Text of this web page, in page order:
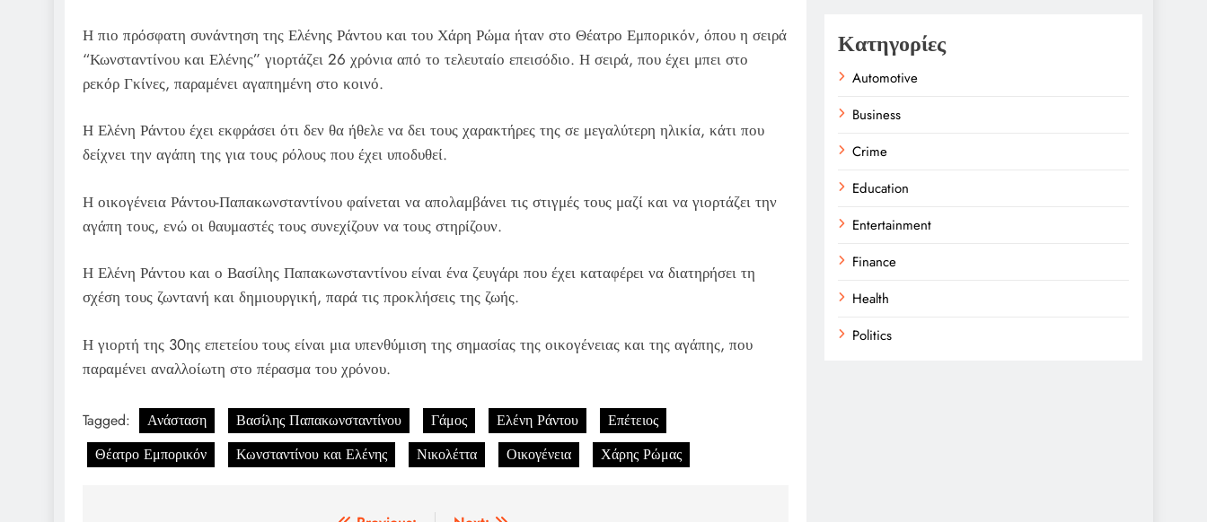
Η πιο πρόσφατη συνάντηση της Ελένης Ράντου και του Χάρη Ρώμα ήταν στο Θέατρο Εμπορικόν, όπου η σειρά
“Κωνσταντίνου και Ελένης” γιορτάζει 26 χρόνια από το τελευταίο επεισόδιο. Η σειρά, που έχει μπει στο
ρεκόρ Γκίνες, παραμένει αγαπημένη στο κοινό.
Η Ελένη Ράντου έχει εκφράσει ότι δεν θα ήθελε να δει τους χαρακτήρες της σε μεγαλύτερη ηλικία, κάτι που
δείχνει την αγάπη της για τους ρόλους που έχει υποδυθεί.
Η οικογένεια Ράντου-Παπακωνσταντίνου φαίνεται να απολαμβάνει τις στιγμές τους μαζί και να γιορτάζει την
αγάπη τους, ενώ οι θαυμαστές τους συνεχίζουν να τους στηρίζουν.
Η Ελένη Ράντου και ο Βασίλης Παπακωνσταντίνου είναι ένα ζευγάρι που έχει καταφέρει να διατηρήσει τη
σχέση τους ζωντανή και δημιουργική, παρά τις προκλήσεις της ζωής.
Η γιορτή της 30ης επετείου τους είναι μια υπενθύμιση της σημασίας της οικογένειας και της αγάπης, που
παραμένει αναλλοίωτη στο πέρασμα του χρόνου.
Tagged: Ανάσταση Βασίλης Παπακωνσταντίνου Γάμος Ελένη Ράντου
Επέτειος
Θέατρο Εμπορικόν
Κωνσταντίνου και Ελένης Νικολέττα Οικογένεια Χάρης Ρώμας
Κατηγορίες
Automotive
Business
Crime
Education
Entertainment
Finance
Health
Politics